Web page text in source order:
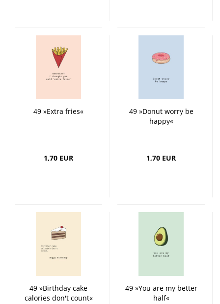
49 »Extra fries«
1,70 EUR
49 »Donut worry be
happy«
1,70 EUR
49 »Birthday cake
calories don't count«
49 »You are my better
half«